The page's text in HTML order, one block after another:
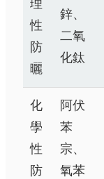
理
性
防
曬
鋅、
二氧
化鈦
化
學
性
防
阿伏
苯
宗、
氧苯